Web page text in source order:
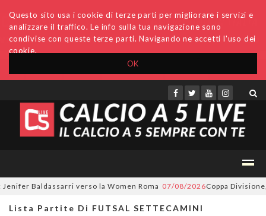
OK
Questo sito usa i cookie di terze parti per migliorare i servizi e
analizzare il traffico. Le info sulla tua navigazione sono
condivise con queste terze parti. Navigando ne accetti l'uso dei
cookie.
Accedi Archivio Invio comunicati Redazione
Baldassarri verso la Women Roma 07/08/2026Coppa Divisione,
Lista Partite Di FUTSAL SETTECAMINI